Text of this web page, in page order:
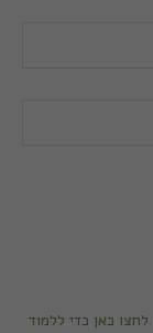
לחצו כאן כדי ללמוד